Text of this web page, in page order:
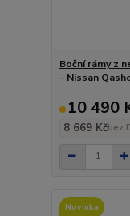
Boční rámy z
- Nissan
10 490
8 669 Kčbez
Novinka